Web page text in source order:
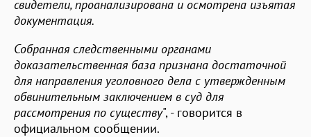
свидетели, проанализирована и осмотрена изъятая
документация.
Собранная следственными органами
доказательственная база признана достаточной
для направления уголовного дела с утвержденным
обвинительным заключением в суд для
рассмотрения по существу", - говорится в
официальном сообщении.